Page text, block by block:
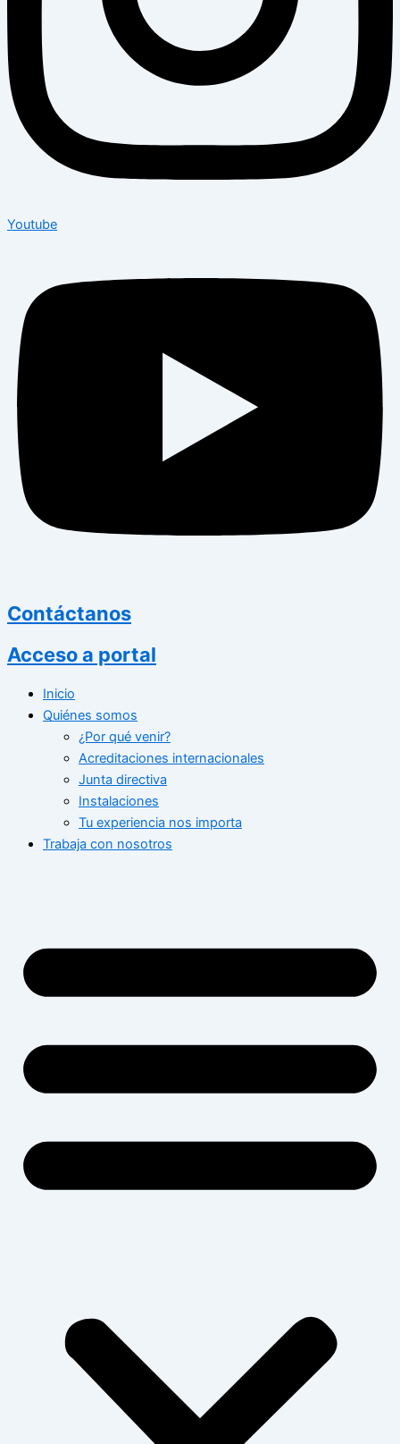
Youtube
Contáctanos
Acceso a portal
Inicio
Quiénes somos
¿Por qué venir?
Acreditaciones internacionales
Junta directiva
Instalaciones
Tu experiencia nos importa
Trabaja con nosotros